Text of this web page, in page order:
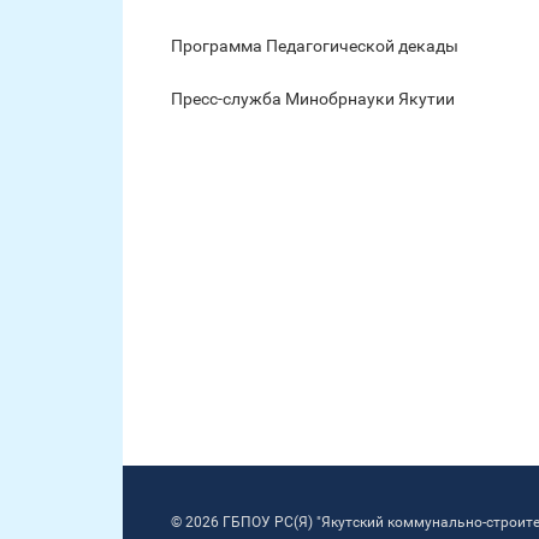
Программа Педагогической декады
Пресс-служба Минобрнауки Якутии
© 2026 ГБПОУ РС(Я) "Якутский коммунально-